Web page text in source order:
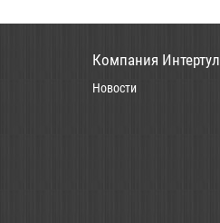
Компания Интертул
Новости